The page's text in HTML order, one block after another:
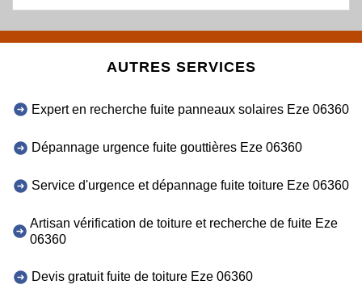
AUTRES SERVICES
Expert en recherche fuite panneaux solaires Eze 06360
Dépannage urgence fuite gouttières Eze 06360
Service d'urgence et dépannage fuite toiture Eze 06360
Artisan vérification de toiture et recherche de fuite Eze
06360
Devis gratuit fuite de toiture Eze 06360